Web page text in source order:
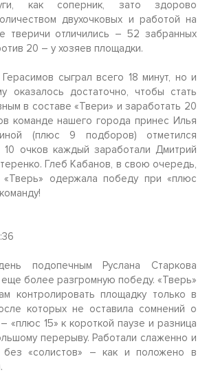
как соперник, зато здорово
двухочковых и работой на
тверичи отличились – 52 забранных
20 – у хозяев площадки.
сыграл всего 18 минут, но и
оказалось достаточно, чтобы стать
в составе «Твери» и заработать 20
команде нашего города принес Илья
(плюс 9 подборов) отметился
10 очков каждый заработали Дмитрий
Глеб Кабанов, в свою очередь,
«Тверь» одержала победу при «плюс
подопечным Руслана Старкова
более разгромную победу. «Тверь»
контролировать площадку только в
которых не оставила сомнений о
«плюс 15» к короткой паузе и разница
перерыву. Работали слаженно и
без «солистов» – как и положено в